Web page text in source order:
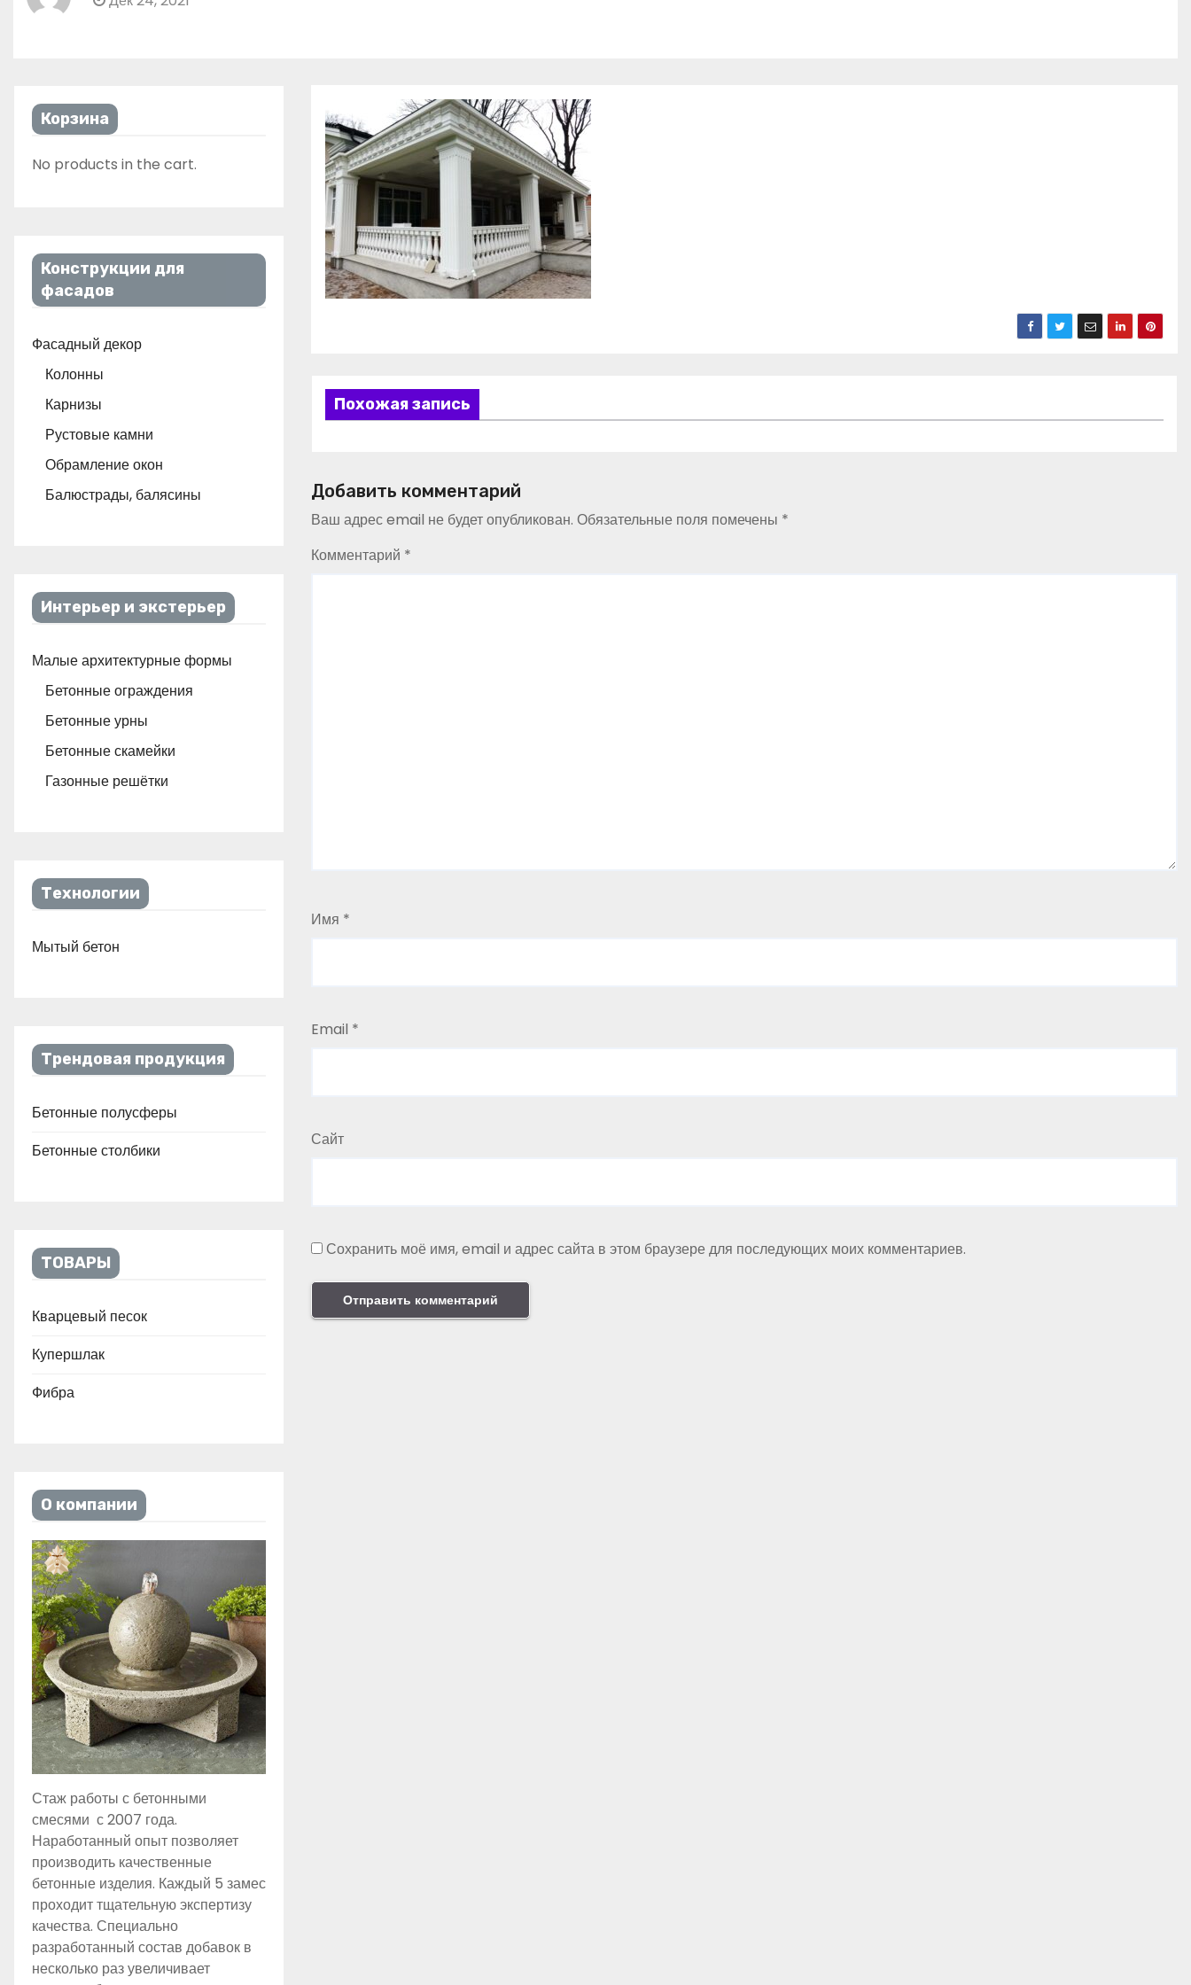
Корзина
No products in the cart.
Конструкции для
фасадов
Фасадный декор
Колонны
Карнизы
Рустовые камни
Обрамление окон
Балюстрады, балясины
Интерьер и экстерьер
Малые архитектурные формы
Бетонные ограждения
Бетонные урны
Бетонные скамейки
Газонные решётки
Технологии
Мытый бетон
Трендовая продукция
Бетонные полусферы
Бетонные столбики
ТОВАРЫ
Кварцевый песок
Купершлак
Фибра
О компании
Стаж работы с бетонными
смесями с 2007 года.
Наработанный опыт позволяет
производить качественные
бетонные изделия. Каждый 5 замес
проходит тщательную экспертизу
качества. Специально
разработанный состав добавок в
несколько раз увеличивает
Похожая запись
Добавить комментарий
Ваш адрес email не будет опубликован. Обязательные поля помечены *
Комментарий *
Имя *
Email *
Сайт
Сохранить моё имя, email и адрес сайта в этом браузере для последующих моих комментариев.